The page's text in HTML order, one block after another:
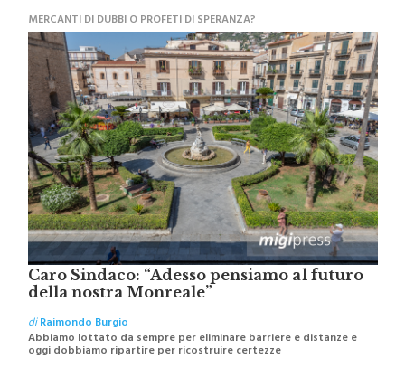
MERCANTI DI DUBBI O PROFETI DI SPERANZA?
Caro Sindaco: “Adesso pensiamo al futuro
della nostra Monreale”
diRaimondo Burgio
Abbiamo lottato da sempre per eliminare barriere e distanze e
oggi dobbiamo ripartire per ricostruire certezze